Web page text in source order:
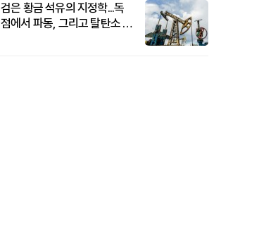
검은 황금 석유의 지정학...독
점에서 파동, 그리고 탈탄소 패